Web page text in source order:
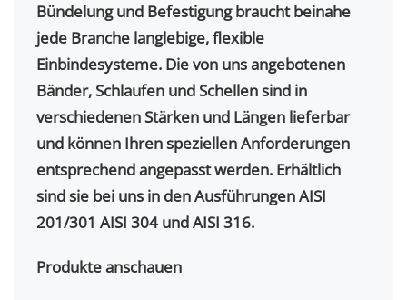
Bündelung und Befestigung braucht beinahe
jede Branche langlebige, flexible
Einbindesysteme. Die von uns angebotenen
Bänder, Schlaufen und Schellen sind in
verschiedenen Stärken und Längen lieferbar
und können Ihren speziellen Anforderungen
entsprechend angepasst werden. Erhältlich
sind sie bei uns in den Ausführungen AISI
201/301 AISI 304 und AISI 316.
Produkte anschauen